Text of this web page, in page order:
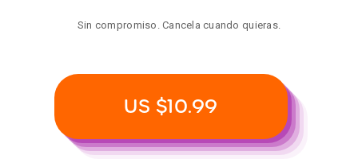
Sin compromiso. Cancela cuando quieras.
US $10.99